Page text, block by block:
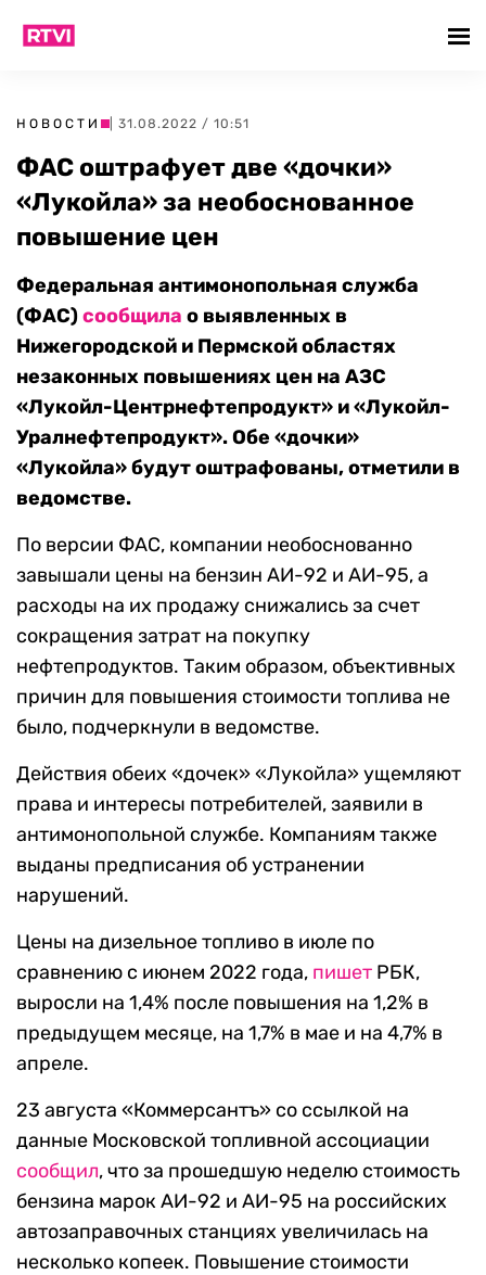
НОВОСТИ | 31.08.2022 / 10:51
ФАС оштрафует две «дочки»
«Лукойла» за необоснованное
повышение цен
Федеральная антимонопольная служба
(ФАС)сообщила о выявленных в
Нижегородской и Пермской областях
незаконных повышениях цен на АЗС
«Лукойл-Центрнефтепродукт» и «Лукойл-
Уралнефтепродукт». Обе «дочки»
«Лукойла» будут оштрафованы, отметили в
ведомстве.
По версии ФАС, компании необоснованно
завышали цены на бензин АИ-92 и АИ-95, а
расходы на их продажу снижались за счет
сокращения затрат на покупку
нефтепродуктов. Таким образом, объективных
причин для повышения стоимости топлива не
было, подчеркнули в ведомстве.
Действия обеих «дочек» «Лукойла» ущемляют
права и интересы потребителей, заявили в
антимонопольной службе. Компаниям также
выданы предписания об устранении
нарушений.
Цены на дизельное топливо в июле по
сравнению с июнем 2022 года, пишет РБК,
выросли на 1,4% после повышения на 1,2% в
предыдущем месяце, на 1,7% в мае и на 4,7% в
апреле.
23 августа «Коммерсантъ» со ссылкой на
данные Московской топливной ассоциации
сообщил, что за прошедшую неделю стоимость
бензина марок АИ-92 и АИ-95 на российских
автозаправочных станциях увеличилась на
несколько копеек. Повышение стоимости